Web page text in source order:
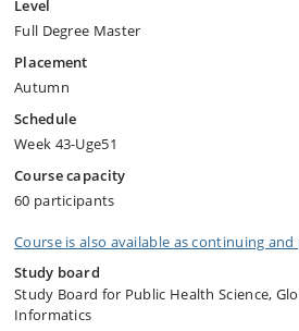
Level
Full Degree Master
Placement
Autumn
Schedule
Week 43-Uge51
Course capacity
60 participants
Course is also available as continuing
Study board
Study Board for Public Health Science,
Informatics